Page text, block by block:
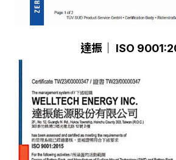
達振｜ ISO